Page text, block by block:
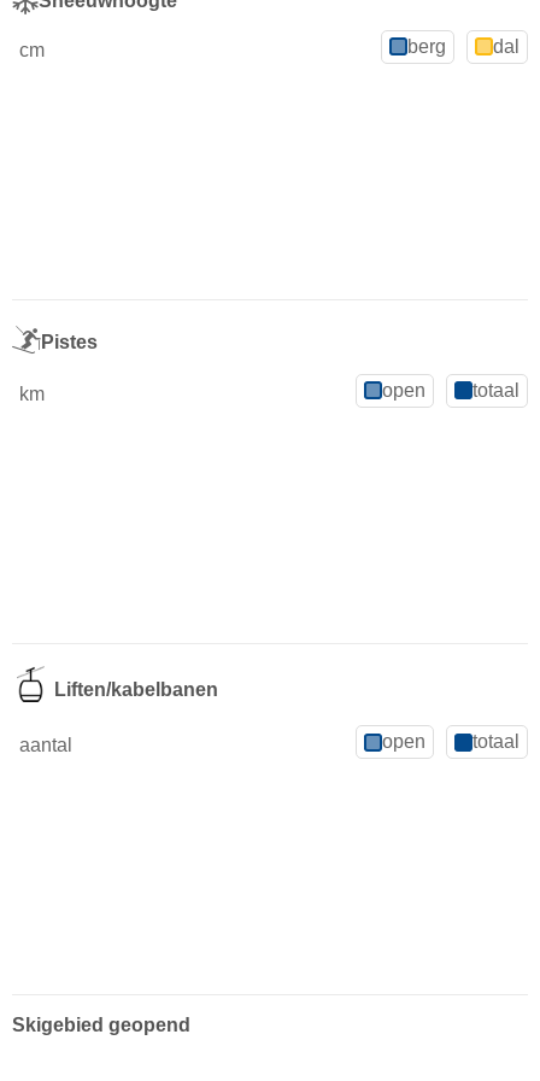
cm berg dal
Pistes
km open totaal
Liften/kabelbanen
aantal open totaal
Skigebied geopend